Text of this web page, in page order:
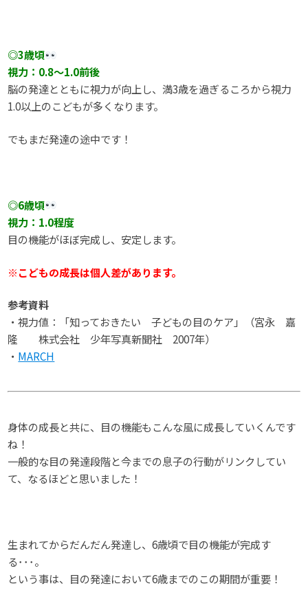
◎3歳頃
視力：0.8～1.0前後
脳の発達とともに視力が向上し、満3歳を過ぎるころから視力
1.0以上のこどもが多くなります。
でもまだ発達の途中です！
◎6歳頃
視力：1.0程度
目の機能がほぼ完成し、安定します。
※こどもの成長は個人差があります。
参考資料
・視力値：「知っておきたい 子どもの目のケア」（宮永 嘉
隆 株式会社 少年写真新聞社 2007年）
・ MARCH
身体の成長と共に、目の機能もこんな風に成長していくんです
ね！
一般的な目の発達段階と今までの息子の行動がリンクしてい
て、なるほどと思いました！
生まれてからだんだん発達し、6歳頃で目の機能が完成す
る･･･。
という事は、目の発達において6歳までのこの期間が重要！